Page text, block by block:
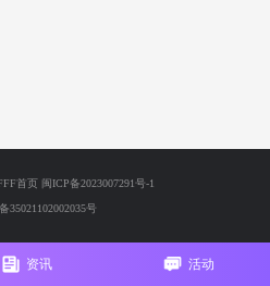
首页 闽ICP备2023007291号-1
35021102002035号
资讯 活动